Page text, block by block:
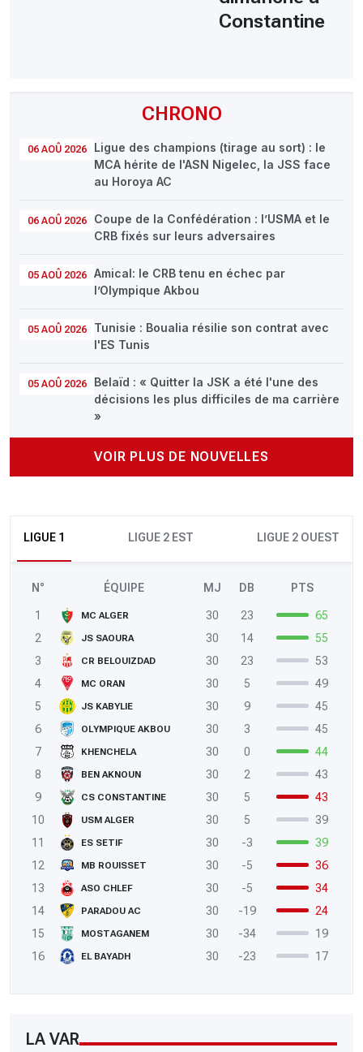
CHRONO
06 AOÛ 2026
Ligue des champions (tirage au sort) : le
MCA hérite de l'ASN Nigelec, la JSS face
au Horoya AC
06 AOÛ 2026
Coupe de la Confédération : l’USMA et le
CRB fixés sur leurs adversaires
05 AOÛ 2026
Amical: le CRB tenu en échec par
l’Olympique Akbou
05 AOÛ 2026
Tunisie : Boualia résilie son contrat avec
l'ES Tunis
05 AOÛ 2026
Belaïd : « Quitter la JSK a été l'une des
décisions les plus difficiles de ma carrière
»
VOIR PLUS DE NOUVELLES
LIGUE 1 LIGUE 2 EST LIGUE 2 OUEST
N° ÉQUIPE MJ DB PTS
1 MC ALGER 30 23
65
2
JS SAOURA 30 14
55
3
CR BELOUIZDAD 30 23
53
4
MC ORAN 30 5
49
5
JS KABYLIE 30 9
45
6
OLYMPIQUE AKBOU 30 3
45
7
KHENCHELA 30 0
44
8
BEN AKNOUN 30 2
43
9
CS CONSTANTINE 30 5
43
10
USM ALGER 30 5
39
11
ES SETIF 30 -3
39
12
MB ROUISSET 30 -5
36
13
ASO CHLEF 30 -5
34
14
PARADOU AC 30 -19
24
15
MOSTAGANEM 30 -34
19
16
EL BAYADH 30 -23 17
LA VAR
Constantine